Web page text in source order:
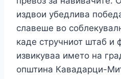
издвои убедлива
славеше во
каде стручниот штаб и
извикуваа името на
општина Кавадарци-